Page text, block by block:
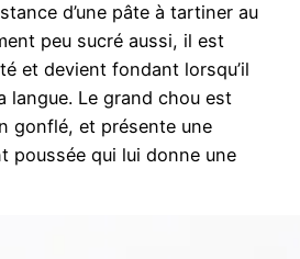
d’une pâte à tartiner au
peu sucré aussi, il est
et devient fondant lorsqu’il
langue. Le grand chou est
gonflé, et présente une
poussée qui lui donne une